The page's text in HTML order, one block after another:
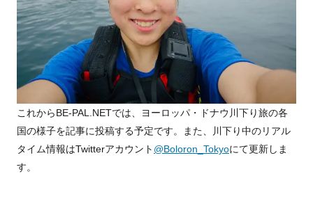
これからBE-PAL.NETでは、ヨーロッパ・ドナウ川下り旅の各
国の様子を記事に投稿する予定です。また、川下り中のリアル
タイム情報はTwitterアカウント @Boloron_Tokyoにて更新しま
す。